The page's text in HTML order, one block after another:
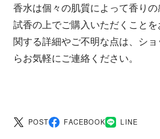
香水は個々の肌質によって香りの
試香の上でご購入いただくこと
関する詳細やご不明な点は、シ
らお気軽にご連絡ください。
POST FACEBOOK LINE